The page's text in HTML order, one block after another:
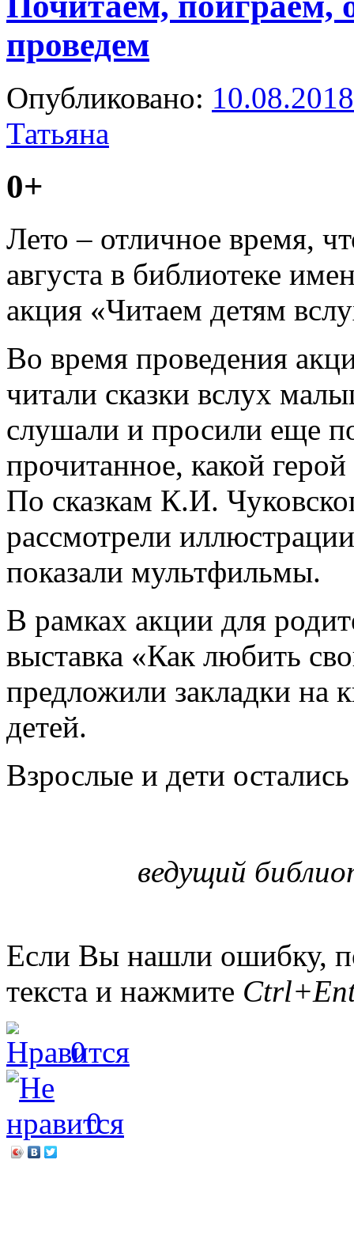
проведем
Опубликовано: 10.08.2018
Татьяна
0+
Лето – отличное время,
августа в библиотеке
акция «Читаем детям
Во время проведения
читали сказки вслух
слушали и просили еще
прочитанное, какой
По сказкам К.И.
рассмотрели
показали мультфильмы.
В рамках акции для
выставка «Как любить
предложили закладки на
детей.
Взрослые и дети
ведущий
Если Вы нашли ошибку,
текста и нажмите
0
0